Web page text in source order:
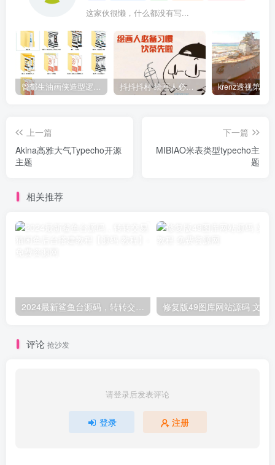
这家伙很懒，什么都没有写...
管郁生油画侠造型逻辑班第一期2019年5月【高清不缺课】 抖抖抖村 绘画人必备习惯2020【画质不错】
上一篇
Akina高雅大气Typecho开源
主题
下一篇
MIBIAO米表类型typecho主
题
相关推荐
2024最新鲨鱼台源码，转转交易猫闲鱼后台搭建教程【源码 教程】
评论 抢沙发
请登录后发表评论
登录 注册